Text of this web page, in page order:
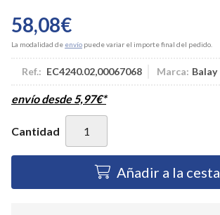
58,08€
La modalidad de envío puede variar el importe final del pedido.
Ref.: EC4240.02,00067068 Marca: Balay
envío desde5,97€*
Cantidad
Añadir a la cesta